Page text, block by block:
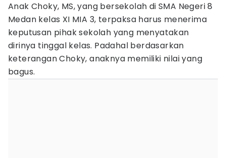
Anak Choky, MS, yang bersekolah di SMA Negeri 8
Medan kelas XI MIA 3, terpaksa harus menerima
keputusan pihak sekolah yang menyatakan
dirinya tinggal kelas. Padahal berdasarkan
keterangan Choky, anaknya memiliki nilai yang
bagus.